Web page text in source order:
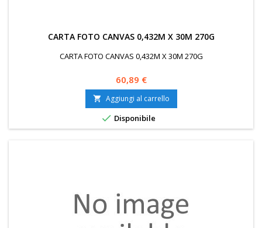
CARTA FOTO CANVAS 0,432M X 30M 270G
CARTA FOTO CANVAS 0,432M X 30M 270G
Prezzo
60,89 €
 Aggiungi al carrello
 Disponibile